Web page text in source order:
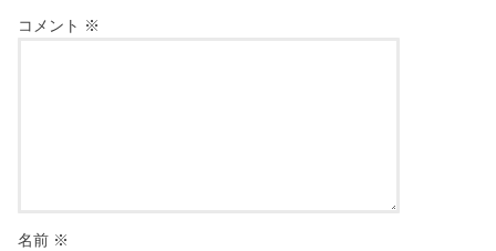
コメント ※
名前 ※